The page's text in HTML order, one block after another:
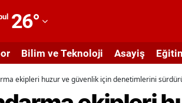
26°
Bilim ve Teknoloji Asayiş
ekipleri huzur ve güvenlik için denetimlerini